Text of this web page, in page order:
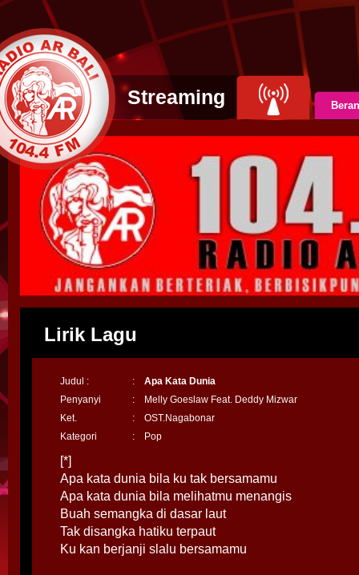
Streaming
Lirik Lagu
Judul : :
Apa Kata Dunia
Penyanyi
:
Melly Goeslaw Feat. Deddy Mizwar
Ket.
:
OST.Nagabonar
Kategori
: Pop
[*]
Apa kata dunia bila ku tak bersamamu
Apa kata dunia bila melihatmu menangis
Buah semangka di dasar laut
Tak disangka hatiku terpaut
Ku kan berjanji slalu bersamamu